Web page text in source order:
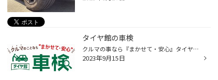
タイヤ館の車検
クルマの事なら『まかせて・安心』タイヤ館車検 車検ステッカーが 9月・10月・11月のお客様 車検のご予定はお決まりですか？ タイヤ館でも車検が受けられます！ タイヤはもちろん、 オイルやバッテリー、 ワイパーやエアコンフィルターなどの お車のメンテナンスも 車検と同時に点検・交換 できるん...
2023年9月15日